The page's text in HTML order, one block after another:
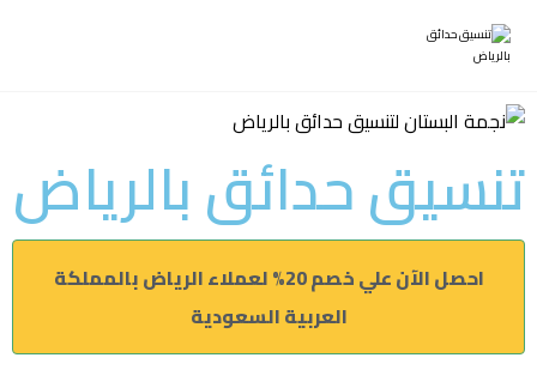
تنسيق حدائق بالرياض
احصل الآن علي خصم 20% لعملاء الرياض بالمملكة
العربية السعودية